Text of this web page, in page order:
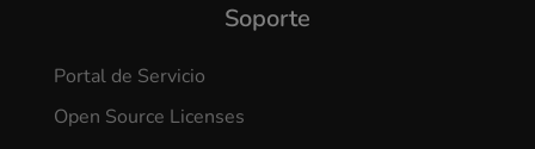
Soporte
Portal de Servicio
Open Source Licenses